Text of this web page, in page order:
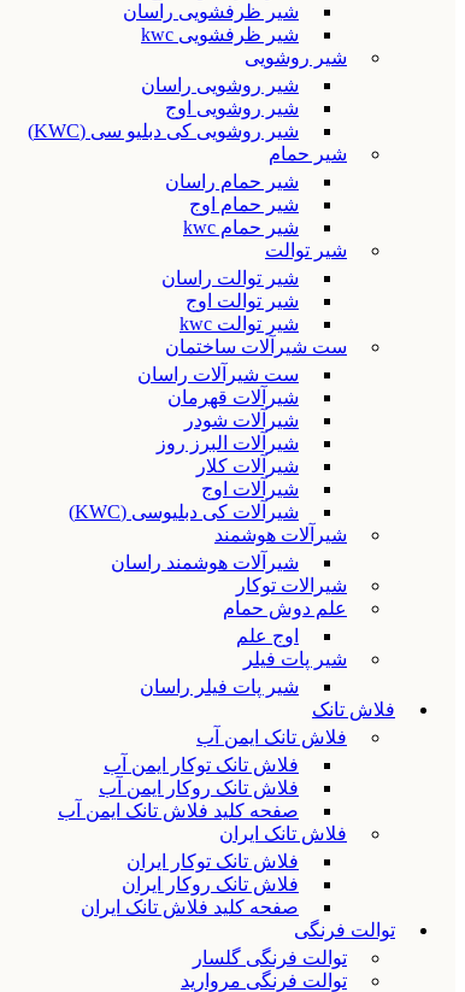
شیر ظرفشویی راسان
شیر ظرفشویی kwc
شیر روشویی
شیر روشویی راسان
شیر روشویی اوج
شیر روشویی کی دبلیو سی (KWC)
شیر حمام
شیر حمام راسان
شیر حمام اوج
شیر حمام kwc
شیر توالت
شیر توالت راسان
شیر توالت اوج
شیر توالت kwc
ست شیرآلات ساختمان
ست شیرآلات راسان
شیرآلات قهرمان
شیرآلات شودر
شیرآلات البرز روز
شیرآلات کلار
شیرآلات اوج
شیرآلات کی دبلیوسی (KWC)
شیرآلات هوشمند
شیرآلات هوشمند راسان
شیرالات توکار
علم دوش حمام
اوج علم
شیر پات فیلر
شیر پات فیلر راسان
فلاش تانک
فلاش تانک ایمن آب
فلاش تانک توکار ایمن آب
فلاش تانک روکار ایمن آب
صفحه کلید فلاش تانک ایمن آب
فلاش تانک ایران
فلاش تانک توکار ایران
فلاش تانک روکار ایران
صفحه کلید فلاش تانک ایران
توالت فرنگی
توالت فرنگی گلسار
توالت فرنگی مروارید